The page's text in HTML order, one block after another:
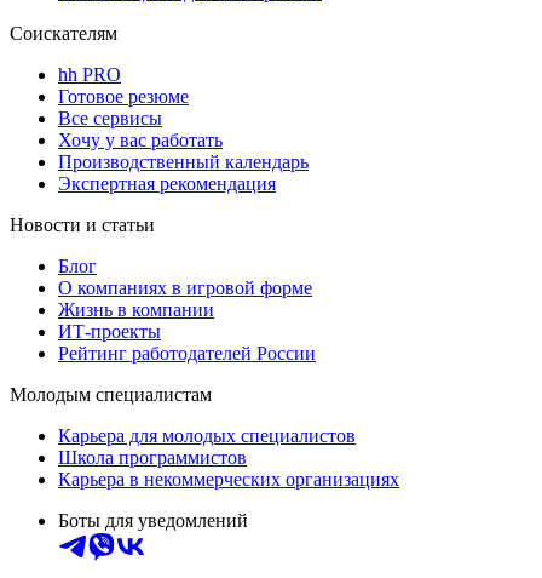
Соискателям
hh PRO
Готовое резюме
Все сервисы
Хочу у вас работать
Производственный календарь
Экспертная рекомендация
Новости и статьи
Блог
О компаниях в игровой форме
Жизнь в компании
ИТ-проекты
Рейтинг работодателей России
Молодым специалистам
Карьера для молодых специалистов
Школа программистов
Карьера в некоммерческих организациях
Боты для уведомлений